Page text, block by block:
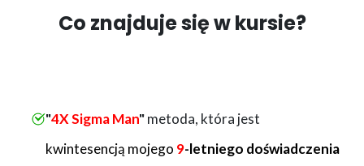
Co znajduje się w kursie?
"4X Sigma Man"metoda, która jest
kwintesencją mojego 9-letniego doświadczenia